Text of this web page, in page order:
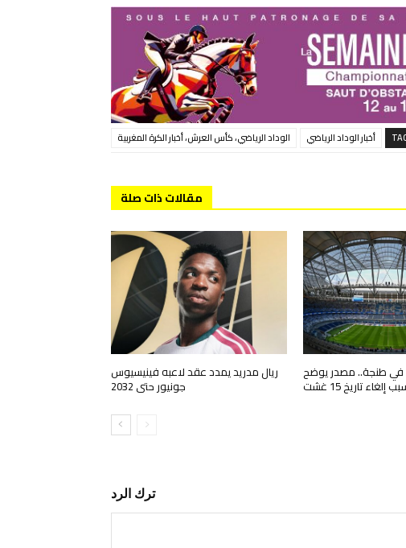
أخبار الوداد الرياضي الوداد الرياضي، كأس العرش، أخبار الكرة المغربية
مقالات ذات صلة
في طنجة.. مصدر يوضح
إلغاء تاريخ 15 غشت
ريال مدريد يمدد عقد لاعبه فينيسيوس
جونيور حتى 2032
ترك الرد